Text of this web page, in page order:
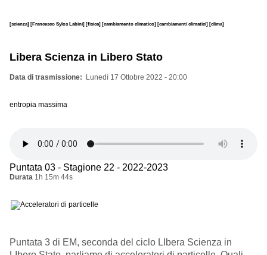
[scienza] [Francesco Sylos Labini] [fisica] [cambiamento climatico] [cambiamenti climatici] [clima]
Libera Scienza in Libero Stato
Data di trasmissione Lunedì 17 Ottobre 2022 - 20:00
entropia massima
Puntata 03 - Stagione 22 - 2022-2023
Durata 1h 15m 44s
Puntata 3 di EM, seconda del ciclo LIbera Scienza in